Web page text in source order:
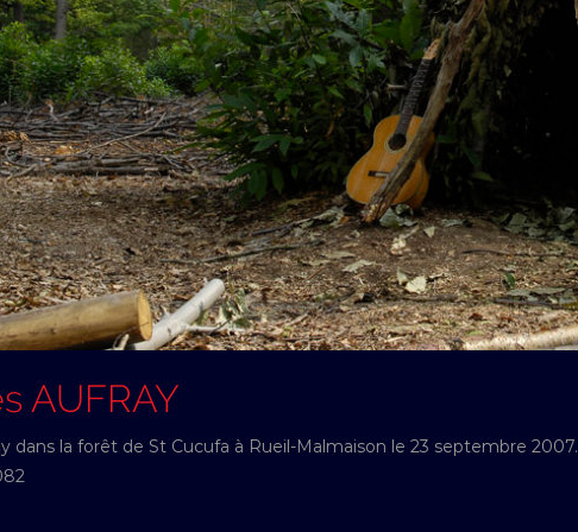
AUFRAY
dans la forêt de St Cucufa à Rueil-Malmaison le 23 septembre 2007.